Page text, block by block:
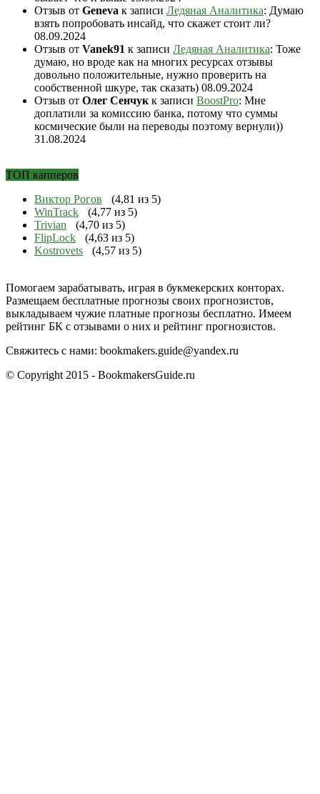
ТОП капперов
Виктор Рогов
(4,81 из 5)
WinTrack
(4,77 из 5)
Trivian
(4,70 из 5)
FlipLock
(4,63 из 5)
Kostrovets
(4,57 из 5)
Отзыв от Geneva к записи Ледяная Аналитика: Думаю
взять попробовать инсайд, что скажет стоит ли?
08.09.2024
Отзыв от Vanek91 к записи Ледяная Аналитика: Тоже
думаю, но вроде как на многих ресурсах отзывы
довольно положительные, нужно проверить на
сообственной шкуре, так сказать) 08.09.2024
Отзыв от Олег Сенчук к записи BoostPro: Мне
доплатили за комиссию банка, потому что суммы
космические были на переводы поэтому вернули))
31.08.2024
Помогаем зарабатывать, играя в букмекерских конторах.
Размещаем бесплатные прогнозы своих прогнозистов,
выкладываем чужие платные прогнозы бесплатно. Имеем
рейтинг БК с отзывами о них и рейтинг прогнозистов.
Свяжитесь с нами: bookmakers.guide@yandex.ru
© Copyright 2015 - BookmakersGuide.ru